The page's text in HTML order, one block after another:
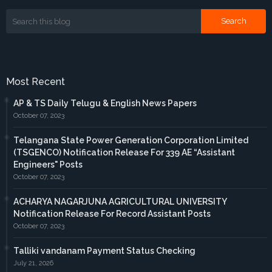
Most Recent
AP & TS Daily Telugu & English News Papers
October 07, 2023
Telangana State Power Generation Corporation Limited
(TSGENCO) Notification Release For 339 AE “Assistant
Engineers" Posts
October 07, 2023
ACHARYA NAGARJUNA AGRICULTURAL UNIVERSITY
Notification Release For Record Assistant Posts
October 07, 2023
Talliki vandanam Payment Status Checking
July 21, 2026